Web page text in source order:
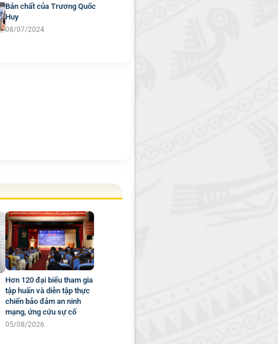
Bản chất của Trương Quốc
Huy
08/07/2024
Hơn 120 đại biểu tham gia
tập huấn và diễn tập thực
chiến bảo đảm an ninh
mạng, ứng cứu sự cố
05/08/2026